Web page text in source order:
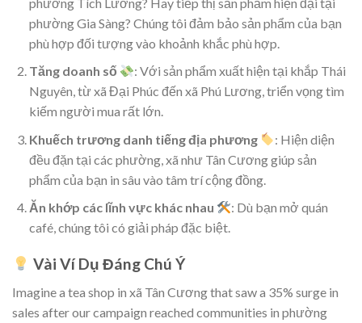
phường Gia Sàng? Chúng tôi đảm bảo sản phẩm của bạn
phù hợp đối tượng vào khoảnh khắc phù hợp.
Tăng doanh số
: Với sản phẩm xuất hiện tại khắp Thái
Nguyên, từ xã Đại Phúc đến xã Phú Lương, triển vọng tìm
kiếm người mua rất lớn.
Khuếch trương danh tiếng địa phương
: Hiện diện
đều đặn tại các phường, xã như Tân Cương giúp sản
phẩm của bạn in sâu vào tâm trí cộng đồng.
Ăn khớp các lĩnh vực khác nhau
: Dù bạn mở quán
café, chúng tôi có giải pháp đặc biệt.
Vài Ví Dụ Đáng Chú Ý
Imagine a tea shop in xã Tân Cương that saw a 35% surge in
sales after our campaign reached communities in phường